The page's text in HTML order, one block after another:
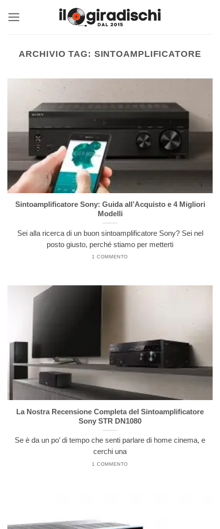
ARCHIVIO TAG: SINTOAMPLIFICATORE
Sintoamplificatore Sony: Guida all’Acquisto e 4 Migliori
Modelli
Sei alla ricerca di un buon sintoamplificatore Sony? Sei nel
posto giusto, perché stiamo per metterti
1 COMMENTO
La Nostra Recensione Completa del Sintoamplificatore
Sony STR DN1080
Se è da un po’ di tempo che senti parlare di home cinema, e
cerchi una
1 COMMENTO